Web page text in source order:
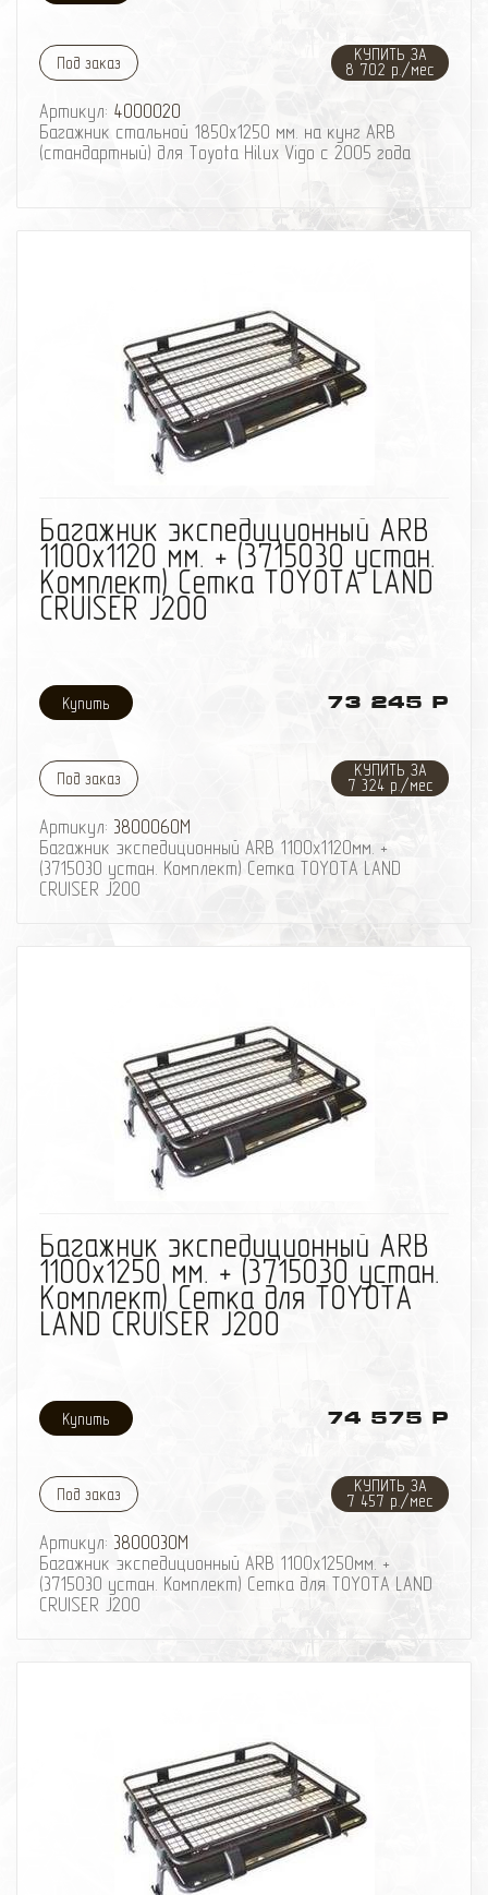
Под заказ
КУПИТЬ ЗА
8 702 р./мес
Артикул: 4000020
Багажник стальной 1850х1250 мм. на кунг ARB
(стандартный) для Toyota Hilux Vigo с 2005 года
Багажник экспедиционный ARB
1100х1120 мм. + (3715030 устан.
Комплект) Сетка TOYOTA LAND
CRUISER J200
73 245 Р
Под заказ
КУПИТЬ ЗА
7 324 р./мес
Артикул: 3800060M
Багажник экспедиционный ARB 1100х1120мм. +
(3715030 устан. Комплект) Сетка TOYOTA LAND
CRUISER J200
Багажник экспедиционный ARB
1100х1250 мм. + (3715030 устан.
Комплект) Сетка для TOYOTA
LAND CRUISER J200
74 575 Р
Под заказ
КУПИТЬ ЗА
7 457 р./мес
Артикул: 3800030M
Багажник экспедиционный ARB 1100х1250мм. +
(3715030 устан. Комплект) Сетка для TOYOTA LAND
CRUISER J200